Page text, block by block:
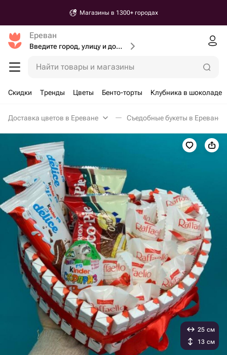
Магазины в 1300+ городах
Ереван
Введите город, улицу и дом доставки
Найти товары и магазины
Скидки Тренды Цветы Бенто-торты Клубника в шоколаде
Доставка цветов в Ереване Съедобные букеты в Ереване
25 см
13 см